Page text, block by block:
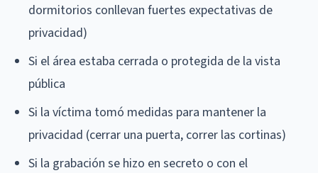
dormitorios conllevan fuertes expectativas de
privacidad)
Si el área estaba cerrada o protegida de la vista
pública
Si la víctima tomó medidas para mantener la
privacidad (cerrar una puerta, correr las cortinas)
Si la grabación se hizo en secreto o con el